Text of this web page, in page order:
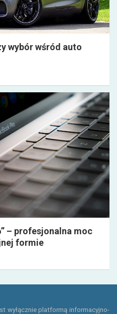
wybór wśród auto
– profesjonalna moc
formie
wyłącznie platformą informacyjno-